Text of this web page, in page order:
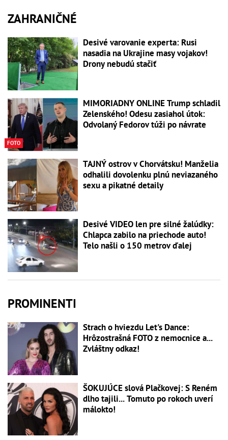
ZAHRANIČNÉ
Desivé varovanie experta: Rusi
nasadia na Ukrajine masy vojakov!
Drony nebudú stačiť
FOTO
MIMORIADNY ONLINE Trump schladil
Zelenského! Odesu zasiahol útok:
Odvolaný Fedorov túži po návrate
TAJNÝ ostrov v Chorvátsku! Manželia
odhalili dovolenku plnú neviazaného
sexu a pikatné detaily
Desivé VIDEO len pre silné žalúdky:
Chlapca zabilo na priechode auto!
Telo našli o 150 metrov ďalej
PROMINENTI
Strach o hviezdu Let's Dance:
Hrôzostrašná FOTO z nemocnice a...
Zvláštny odkaz!
ŠOKUJÚCE slová Plačkovej: S Reném
dlho tajili... Tomuto po rokoch uverí
málokto!